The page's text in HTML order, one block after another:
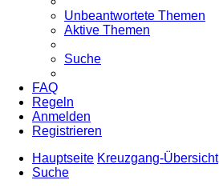
Unbeantwortete Themen
Aktive Themen
Suche
FAQ
Regeln
Anmelden
Registrieren
Hauptseite Kreuzgang-Übersicht
Suche